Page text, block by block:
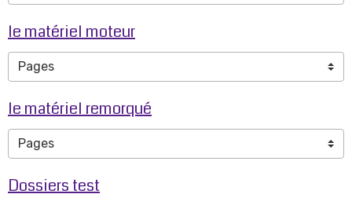
le matériel moteur
le matériel remorqué
Dossiers test